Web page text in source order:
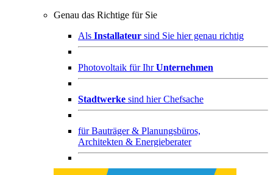
Genau das Richtige für Sie
Als Installateur sind Sie hier genau richtig
Photovoltaik für IhrUnternehmen
Stadtwerke sind hier Chefsache
fürBauträger & Planungsbüros,
Architekten & Energieberater